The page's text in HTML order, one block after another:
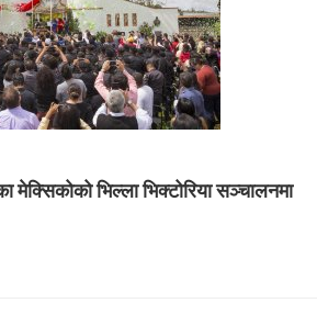
मेक्सिकोको भिल्ला भिक्टोरिया सञ्चालनमा